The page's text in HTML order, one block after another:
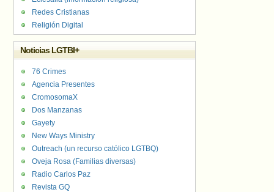
Redes Cristianas
Religión Digital
Noticias LGTBI+
76 Crimes
Agencia Presentes
CromosomaX
Dos Manzanas
Gayety
New Ways Ministry
Outreach (un recurso católico LGTBQ)
Oveja Rosa (Familias diversas)
Radio Carlos Paz
Revista GQ